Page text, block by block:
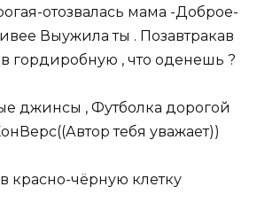
отозвалась мама -Доброе-
Выужила ты . Позавтракав
гордиробную , что оденешь ?
джинсы , Футболка дорогой
тебя уважает))
красно-чёрную клетку